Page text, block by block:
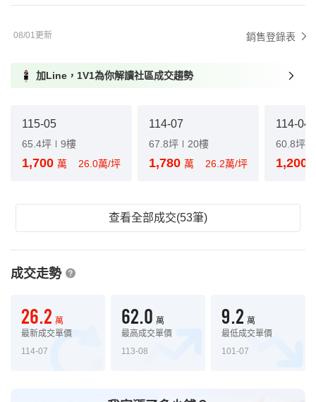
08/01更新 銷售登錄表
加Line，1V1為你解讀社區成交趨勢
115-05
65.4坪 9樓
1,700 萬 26.0萬/坪
114-07
67.8坪 20樓
1,780 萬 26.2萬/坪
114-04
60.8坪
1,200
查看全部成交(53筆)
成交走勢
26.2 萬
最新成交單價
114-07
62.0 萬
最高成交單價
113-08
9.2 萬
最低成交單價
101-07